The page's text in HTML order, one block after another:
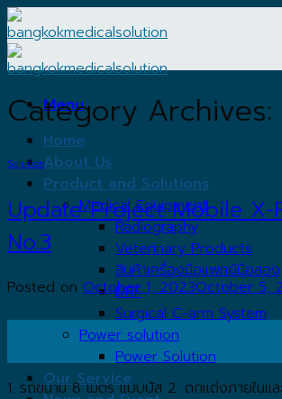
Skip
to
content
Menu
Home
About Us
Product and Solutions
Medical Equipment
Radiography
Veterinary Products
สินค้าเครื่องมือแพทย์มือสอง
DRF
Surgical C-arm System
Power solution
Power Solution
Our Service
Category Archives:
Solution
Update Project Mobile X-
No.3
Posted on October 1, 2023October 5,
1. รถขนาน 8 เมตร แบบบัส 2. ตกแต่งภายในแล